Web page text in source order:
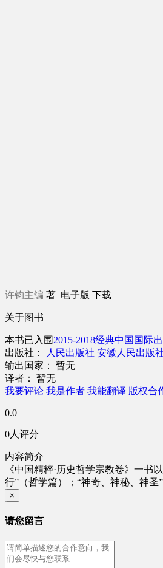
许钧主编 著 电子版 下载
关于图书
本书已入围 2015-2018经典中国国际
出版社：
人民出版社 安徽人民出版
输出国家： 暂无
译者： 暂无
我要评论 我是作者 我能翻译 版权合
0.0
0人评分
内容简介
《中国精粹·历史哲学宗教卷》一
行”（哲学篇）；“神奇、神秘、神
×
请您留言